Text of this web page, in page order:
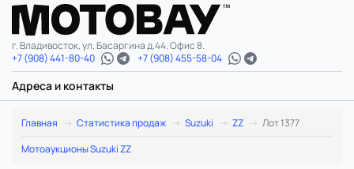
г. Владивосток, ул. Басаргина д.44. Офис 8.
+7 (908) 441-80-40
+7 (908) 455-58-04
Адреса и контакты
Главная Статистика продаж Suzuki ZZ
Лот 1377
Мотоаукционы Suzuki ZZ